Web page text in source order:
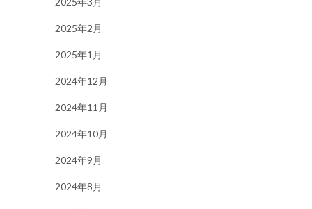
2025年2月
2025年1月
2024年12月
2024年11月
2024年10月
2024年9月
2024年8月